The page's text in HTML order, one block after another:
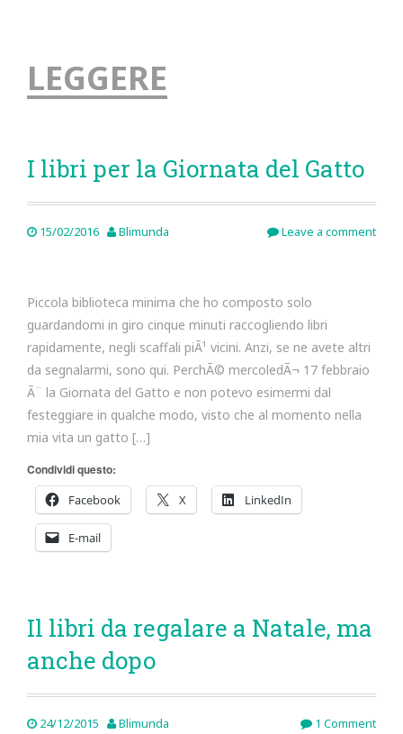
LEGGERE
I libri per la Giornata del Gatto
15/02/2016 Blimunda Leave a comment
Piccola biblioteca minima che ho composto solo
guardandomi in giro cinque minuti raccogliendo libri
rapidamente, negli scaffali piÃ¹ vicini. Anzi, se ne avete altri
da segnalarmi, sono qui. PerchÃ© mercoledÃ¬ 17 febbraio
Ã¨ la Giornata del Gatto e non potevo esimermi dal
festeggiare in qualche modo, visto che al momento nella
mia vita un gatto […]
Condividi questo:
Facebook
X LinkedIn
E-mail
Il libri da regalare a Natale, ma
anche dopo
24/12/2015 Blimunda 1 Comment